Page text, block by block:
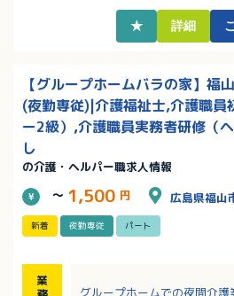
★ 詳細
【グループホームバラの家】福
(夜勤専従)|介護福祉士,介護職員
ー2級）,介護職員実務者研修（
し
の介護・ヘルパー職求人情報
～ 1,500 円 広島県福山
新着 夜勤専従 パート
業
グループホームでの夜間介護